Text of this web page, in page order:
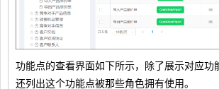
功能点的查看界面如下所示，除了展示对应功
还列出这个功能点被那些角色拥有使用。